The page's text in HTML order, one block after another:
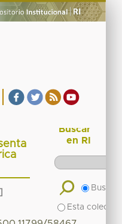
Buscar
en RI
Buscar
Esta